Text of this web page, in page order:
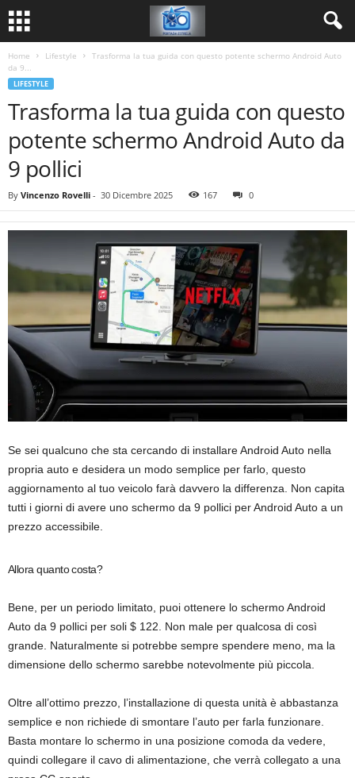
Home Lifestyle
Trasforma la tua guida con questo potente schermo Android Auto
da 9...
LIFESTYLE
Trasforma la tua guida con questo
potente schermo Android Auto da
9 pollici
By Vincenzo Rovelli - 30 Dicembre 2025 167 0
Se sei qualcuno che sta cercando di installare Android Auto nella
propria auto e desidera un modo semplice per farlo, questo
aggiornamento al tuo veicolo farà davvero la differenza. Non capita
tutti i giorni di avere uno schermo da 9 pollici per Android Auto a un
prezzo accessibile.
Allora quanto costa?
Bene, per un periodo limitato, puoi ottenere lo schermo Android
Auto da 9 pollici per soli $ 122. Non male per qualcosa di così
grande. Naturalmente si potrebbe sempre spendere meno, ma la
dimensione dello schermo sarebbe notevolmente più piccola.
Oltre all’ottimo prezzo, l’installazione di questa unità è abbastanza
semplice e non richiede di smontare l’auto per farla funzionare.
Basta montare lo schermo in una posizione comoda da vedere,
quindi collegare il cavo di alimentazione, che verrà collegato a una